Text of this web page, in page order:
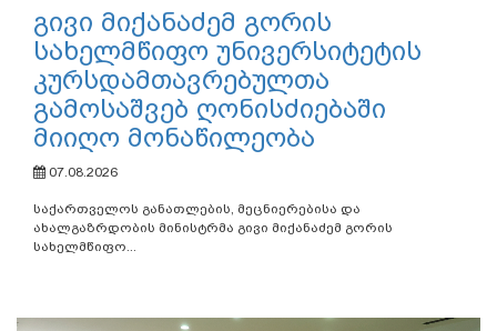
გივი მიქანაძემ გორის
სახელმწიფო უნივერსიტეტის
კურსდამთავრებულთა
გამოსაშვებ ღონისძიებაში
მიიღო მონაწილეობა
07.08.2026
საქართველოს განათლების, მეცნიერებისა და
ახალგაზრდობის მინისტრმა გივი მიქანაძემ გორის
სახელმწიფო...